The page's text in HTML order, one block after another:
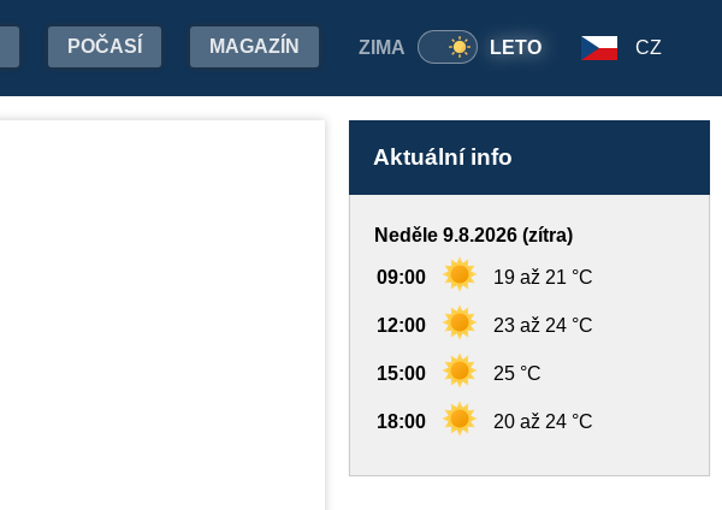
ZIMA LETO
POČASÍ MAGAZÍN CZ
Aktuální info
Neděle 9.8.2026 (zítra)
09:00 19 až 21 °C
12:00 23 až 24 °C
15:00 25 °C
18:00 20 až 24 °C